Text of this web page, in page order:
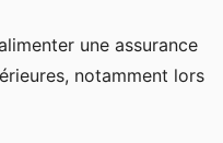
une assurance
notamment lors